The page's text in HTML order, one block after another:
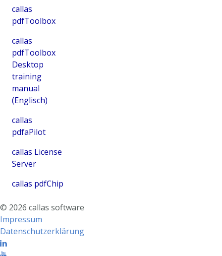
callas
pdfToolbox
callas
pdfToolbox
Desktop
training
manual
(Englisch)
callas
pdfaPilot
callas License
Server
callas pdfChip
© 2026 callas software
Impressum
Datenschutzerklärung
Linkedin